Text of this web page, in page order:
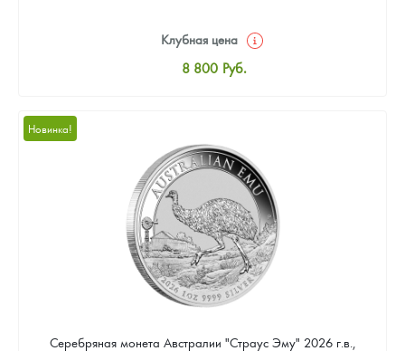
Клубная цена
8 800 Руб.
Цена выкупа
Звоните
Новинка!
Серебряная монета Австралии "Страус Эму" 2026 г.в.,